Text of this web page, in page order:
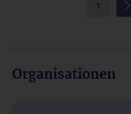
1
Organisationen